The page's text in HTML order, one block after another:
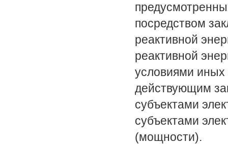
посредством
реактивной
реактивной
условиями иных
действующим
субъектами
субъектами
(мощности).